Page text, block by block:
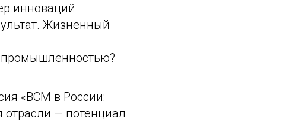
инноваций
Жизненный
промышленностью?
«ВСМ в России:
отрасли — потенциал